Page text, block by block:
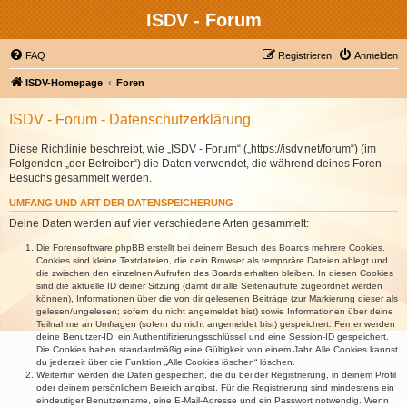
ISDV - Forum
FAQ Anmelden
Registrieren
ISDV-Homepage Foren
ISDV - Forum - Datenschutzerklärung
Diese Richtlinie beschreibt, wie „ISDV - Forum“ („https://isdv.net/forum“) (im
Folgenden „der Betreiber“) die Daten verwendet, die während deines Foren-
Besuchs gesammelt werden.
UMFANG UND ART DER DATENSPEICHERUNG
Deine Daten werden auf vier verschiedene Arten gesammelt:
Die Forensoftware phpBB erstellt bei deinem Besuch des Boards mehrere Cookies.
Cookies sind kleine Textdateien, die dein Browser als temporäre Dateien ablegt und
die zwischen den einzelnen Aufrufen des Boards erhalten bleiben. In diesen Cookies
sind die aktuelle ID deiner Sitzung (damit dir alle Seitenaufrufe zugeordnet werden
können), Informationen über die von dir gelesenen Beiträge (zur Markierung dieser als
gelesen/ungelesen; sofern du nicht angemeldet bist) sowie Informationen über deine
Teilnahme an Umfragen (sofern du nicht angemeldet bist) gespeichert. Ferner werden
deine Benutzer-ID, ein Authentifizierungsschlüssel und eine Session-ID gespeichert.
Die Cookies haben standardmäßig eine Gültigkeit von einem Jahr. Alle Cookies kannst
du jederzeit über die Funktion „Alle Cookies löschen“ löschen.
Weiterhin werden die Daten gespeichert, die du bei der Registrierung, in deinem Profil
oder deinem persönlichem Bereich angibst. Für die Registrierung sind mindestens ein
eindeutiger Benutzername, eine E-Mail-Adresse und ein Passwort notwendig. Wenn